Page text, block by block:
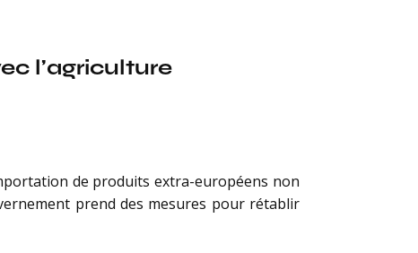
l’agriculture
de produits extra-européens non
prend des mesures pour rétablir